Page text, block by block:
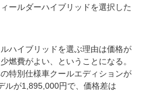
ールダーハイブリッドを選択した
ハイブリッドを選ぶ理由は価格が
燃費がよい、ということになる。
特別仕様車クールエディションが
ルが1,895,000円で、価格差は